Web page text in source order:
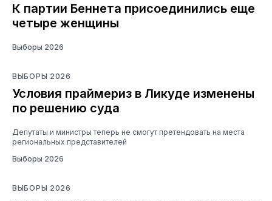
К партии Беннета присоединились еще
четыре женщины
Выборы 2026
ВЫБОРЫ 2026
Условия праймериз в Ликуде изменены
по решению суда
Депутаты и министры теперь не смогут претендовать на места
региональных представителей
Выборы 2026
ВЫБОРЫ 2026